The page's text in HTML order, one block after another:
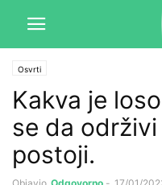
Osvrti
Kakva je
se da
postoji.